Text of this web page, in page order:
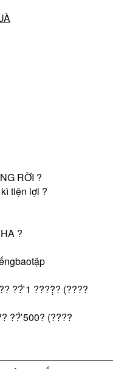
RỜI ?
tiện lợi ?
?
??̛̀ 1 ????̣̂? (????
??̛̀ 500? (????